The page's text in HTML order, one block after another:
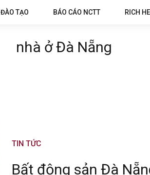
ĐÀO TẠO BÁO CÁO NCTT RICH
nhà ở Đà Nẵng
TIN TỨC
Bất động sản Đà